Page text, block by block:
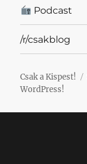
Podcast
/r/csakblog
Csak a Kispest!
WordPress!